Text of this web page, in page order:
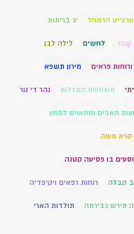
הרמחל יג בריתות
שָׁקֶר. לחשים לילה לבן
פראים מירון תשפא
משמעות המזלות נהר די נור
תאבים ומתאוים לממון
קרא משה
בו פסיעה קטנה
קבלה רוחות רפאים ויקיפדיה
תירש גבירתה תולדות הארי